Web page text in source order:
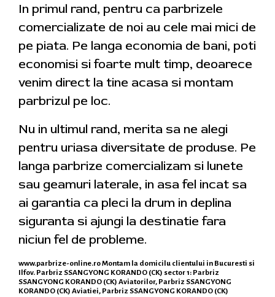
In primul rand, pentru ca parbrizele
comercializate de noi au cele mai mici de
pe piata. Pe langa economia de bani, poti
economisi si foarte mult timp, deoarece
venim direct la tine acasa si montam
parbrizul pe loc.
Nu in ultimul rand, merita sa ne alegi
pentru uriasa diversitate de produse. Pe
langa parbrize comercializam si lunete
sau geamuri laterale, in asa fel incat sa
ai garantia ca pleci la drum in deplina
siguranta si ajungi la destinatie fara
niciun fel de probleme.
www.parbrize-online.roMontam la domicilu clientului in Bucuresti si
Ilfov. Parbriz SSANGYONG KORANDO (CK) sector 1: Parbriz
SSANGYONG KORANDO (CK) Aviatorilor, Parbriz SSANGYONG
KORANDO (CK) Aviatiei, Parbriz SSANGYONG KORANDO (CK)